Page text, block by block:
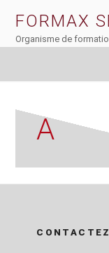
contenu
FORMAX
Organisme de
A